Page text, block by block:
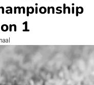
1